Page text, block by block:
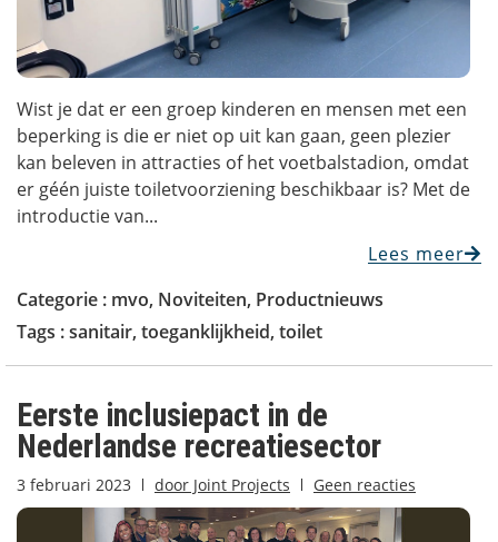
Wist je dat er een groep kinderen en mensen met een
beperking is die er niet op uit kan gaan, geen plezier
kan beleven in attracties of het voetbalstadion, omdat
er géén juiste toiletvoorziening beschikbaar is? Met de
introductie van...
Lees meer
Categorie : mvo, Noviteiten, Productnieuws
Tags :sanitair, toeganklijkheid, toilet
Eerste inclusiepact in de
Nederlandse recreatiesector
3 februari 2023 door Joint Projects Geen reacties